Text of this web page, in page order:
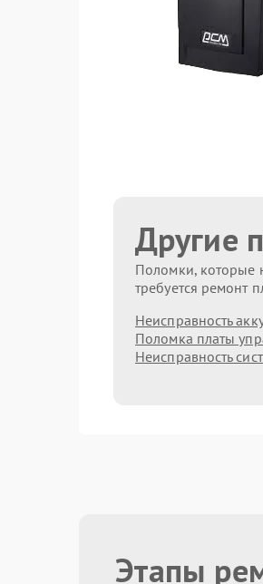
Другие
Поломки, которые
требуется ремонт
Неисправность
Поломка платы
Неисправность
Этапы